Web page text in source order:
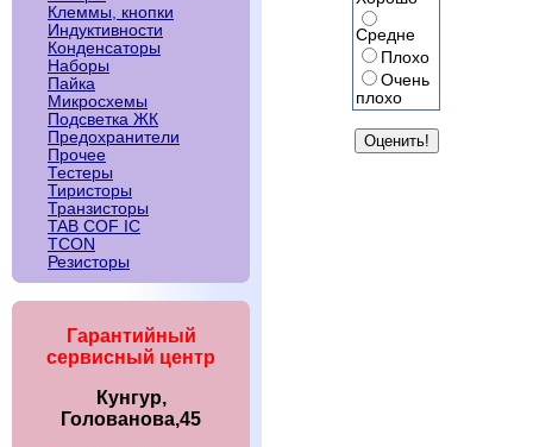
Клеммы, кнопки
Индуктивности
Конденсаторы
Наборы
Пайка
Микросхемы
Подсветка ЖК
Предохранители
Прочее
Тестеры
Тиристоры
Транзисторы
TAB COF IC
TCON
Резисторы
Гарантийный
сервисный центр
Кунгур,
Голованова,45
Средне
Плохо
Очень
плохо